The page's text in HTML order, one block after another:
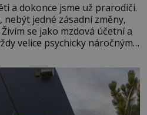
a dokonce jsme už prarodiči.
jedné zásadní změny,
se jako mzdová účetní a
velice psychicky náročným
se hlídání týče. Dalo by se